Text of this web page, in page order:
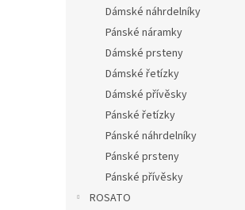
Dámské náhrdelníky
Pánské náramky
Dámské prsteny
Dámské řetízky
Dámské přívěsky
Pánské řetízky
Pánské náhrdelníky
Pánské prsteny
Pánské přívěsky
ROSATO